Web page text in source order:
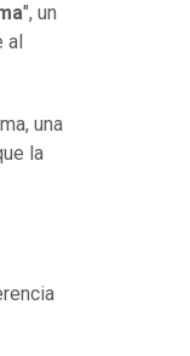
", un
al
una
la